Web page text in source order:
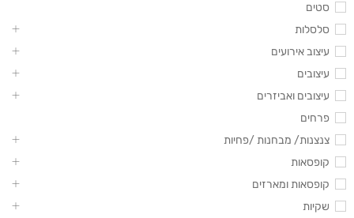
סטים
סלסלות
עיצוב אירועים
עיצובים
עיצובים ואביזרים
פרחים
צנצנות/ מבחנות /פחיות
קופסאות
קופסאות ומארזים
שקיות